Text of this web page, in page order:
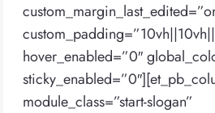
hover_enabled=”0″
module_class=”start-slogan”